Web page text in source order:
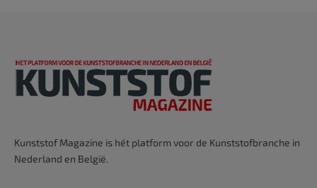
Kunststof Magazine is hét platform voor de Kunststofbranche in
Nederland en België.